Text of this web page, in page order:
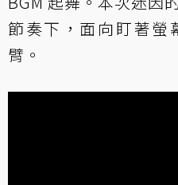
節奏下，面向盯著螢
臂。